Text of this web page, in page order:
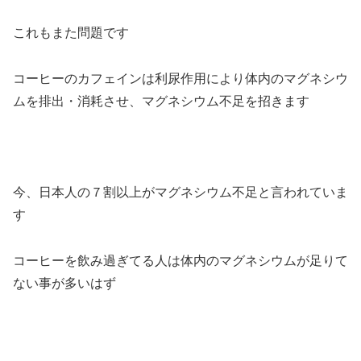
これもまた問題です
コーヒーのカフェインは利尿作用により体内のマグネシウ
ムを排出・消耗させ、マグネシウム不足を招きます
今、日本人の７割以上がマグネシウム不足と言われていま
す
コーヒーを飲み過ぎてる人は体内のマグネシウムが足りて
ない事が多いはず